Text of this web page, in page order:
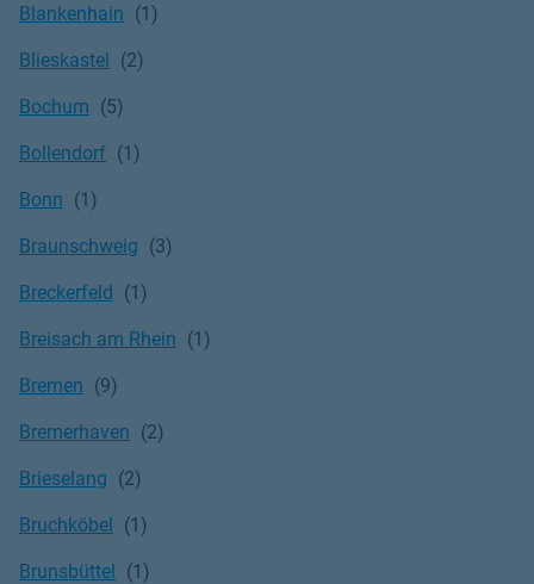
Blankenhain
Blieskastel
Bochum
Bollendorf
Bonn
Braunschweig
Breckerfeld
Breisach am Rhein
Bremen
Bremerhaven
Brieselang
Bruchköbel
Brunsbüttel